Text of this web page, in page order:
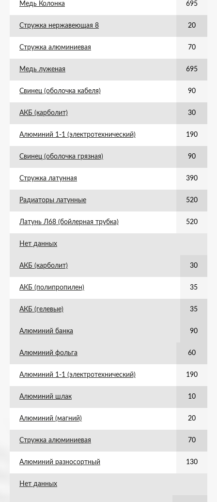
Медь Колонка 695
Стружка нержавеющая 8 20
Стружка алюминиевая 70
Медь луженая 695
Свинец (оболочка кабеля) 90
АКБ (карболит) 30
Алюминий 1-1 (электротехнический) 190
Свинец (оболочка грязная) 90
Стружка латунная 390
Радиаторы латунные 520
Латунь Л68 (бойлерная трубка) 520
Нет данных
АКБ (карболит) 30
АКБ (полипропилен) 35
АКБ (гелевые) 35
Алюминий банка 90
Алюминий фольга 60
Алюминий 1-1 (электротехнический) 190
Алюминий шлак 10
Алюминий (магний) 20
Стружка алюминиевая 70
Алюминий разносортный 130
Нет данных